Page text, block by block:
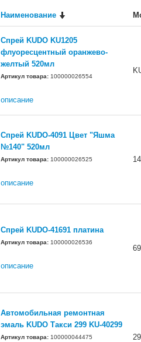
Наименование
Cпрей KUDO KU1205
флуоресцентный оранжево-
желтый 520мл
Артикул товара: 100000026554
описание
Cпрей KUDO-4091 Цвет "Яшма
№140" 520мл
Артикул товара: 100000026525
описание
Cпрей KUDO-41691 платина
Артикул товара: 100000026536
описание
Автомобильная ремонтная
эмаль KUDO Такси 299 KU-40299
Артикул товара: 100000044475